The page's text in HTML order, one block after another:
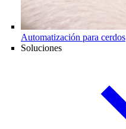
Automatización para cerdos
Soluciones